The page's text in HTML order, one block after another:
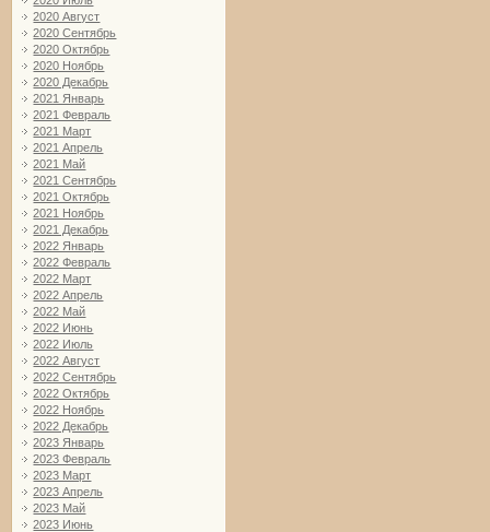
2020 Август
2020 Сентябрь
2020 Октябрь
2020 Ноябрь
2020 Декабрь
2021 Январь
2021 Февраль
2021 Март
2021 Апрель
2021 Май
2021 Сентябрь
2021 Октябрь
2021 Ноябрь
2021 Декабрь
2022 Январь
2022 Февраль
2022 Март
2022 Апрель
2022 Май
2022 Июнь
2022 Июль
2022 Август
2022 Сентябрь
2022 Октябрь
2022 Ноябрь
2022 Декабрь
2023 Январь
2023 Февраль
2023 Март
2023 Апрель
2023 Май
2023 Июнь